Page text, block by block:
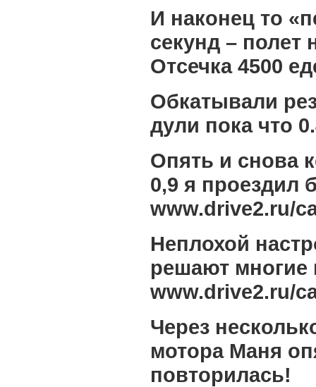
И наконец то
секунд –
Отсечка 4500
Обкатывали
дули пока что
Опять и снова
0,9 я проездил
www.drive2.ru/
Неплохой
решают
www.drive2.ru/
Через
мотора Маня
повторилась!